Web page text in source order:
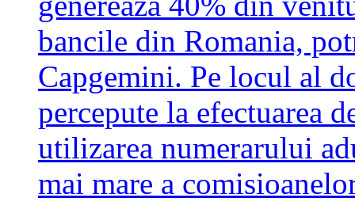
bancile din Romania,
Capgemini. Pe locul al
percepute la efectuarea
utilizarea numerarului
mai mare a